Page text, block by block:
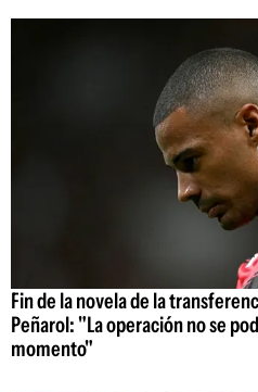
Fin de la novela de la
Peñarol: "La operación no se
momento"